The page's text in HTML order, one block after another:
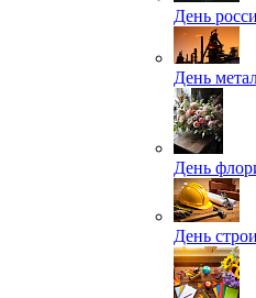
День
День
День
День